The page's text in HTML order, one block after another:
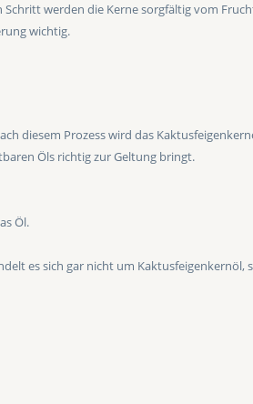
werden die Kerne sorgfältig vom
wichtig.
diesem Prozess wird das
Öls richtig zur Geltung bringt.
Öl.
es sich gar nicht um Kaktusfeigenkernöl,